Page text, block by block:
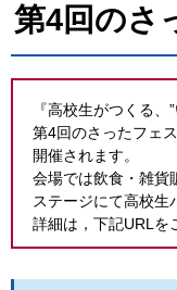
第4回のさ
『高校生がつくる、
第4回のさったフェ
開催されます。
会場では飲食・雑貨
ステージにて高校生
詳細は，下記URLを